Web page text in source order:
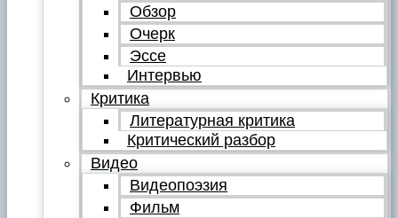
Обзор
Очерк
Эссе
Интервью
Критика
Литературная критика
Критический разбор
Видео
Видеопоэзия
Фильм